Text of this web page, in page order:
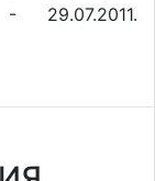
29.07.2011.